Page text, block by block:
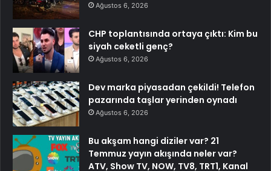
Ağustos 6, 2026
CHP toplantısında ortaya çıktı: Kim bu
siyah ceketli genç?
Ağustos 6, 2026
Dev marka piyasadan çekildi! Telefon
pazarında taşlar yerinden oynadı
Ağustos 6, 2026
Bu akşam hangi diziler var? 21
Temmuz yayın akışında neler var?
ATV, Show TV, NOW, TV8, TRT1, Kanal